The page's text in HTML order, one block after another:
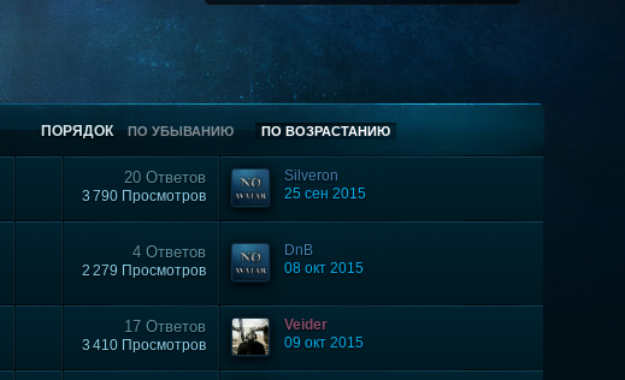
ПОРЯДОК ПО УБЫВАНИЮ ПО ВОЗРАСТАНИЮ
20 Ответов
3 790 Просмотров
Silveron
25 сен 2015
4 Ответов
2 279 Просмотров
DnB
08 окт 2015
17 Ответов
3 410 Просмотров
Veider
09 окт 2015